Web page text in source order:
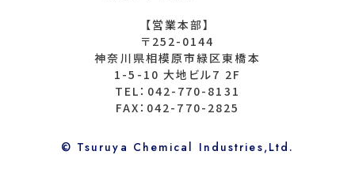
【営業本部】
〒252-0144
神奈川県相模原市緑区東橋本
1-5-10 大地ビル7 2F
TEL：042-770-8131
FAX：042-770-2825
© Tsuruya Chemical Industries,Ltd.